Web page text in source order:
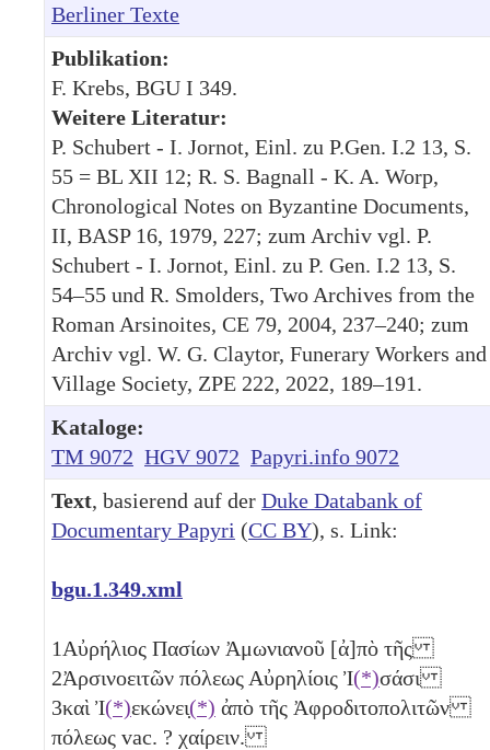
Berliner Texte
Publikation:
F. Krebs, BGU I 349.
Weitere Literatur:
P. Schubert - I. Jornot, Einl. zu P.Gen. I.2 13, S.
55 = BL XII 12; R. S. Bagnall - K. A. Worp,
Chronological Notes on Byzantine Documents,
II, BASP 16, 1979, 227; zum Archiv vgl. P.
Schubert - I. Jornot, Einl. zu P. Gen. I.2 13, S.
54–55 und R. Smolders, Two Archives from the
Roman Arsinoites, CE 79, 2004, 237–240; zum
Archiv vgl. W. G. Claytor, Funerary Workers and
Village Society, ZPE 222, 2022, 189–191.
Kataloge:
TM 9072 HGV 9072 Papyri.info 9072
Text, basierend auf der Duke Databank of
Documentary Papyri (CC BY), s. Link:
bgu.1.349.xml
1 Αὐρήλιος Πασίων Ἀμωνιανοῦ [ἀ]πὸ τῆς
2Ἀρσινοειτῶν πόλεως Αὐρηλίοις Ἰ(*)σάσι
3καὶ Ἰ(*)εκώνει̣(*) ἀπὸ τῆς Ἀφροδιτοπολιτῶν
πόλεως vac. ? χαίρειν.